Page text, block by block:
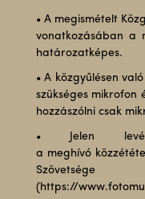
• A megismételt
vonatkozásában a
határozatképes.
• A közgyűlésen
szükséges mikrofon
hozzászólni csak
• Jelen levél
a meghívó
(https://